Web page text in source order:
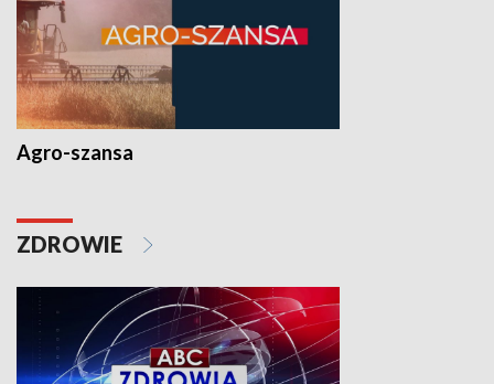
Agro-szansa
ZDROWIE